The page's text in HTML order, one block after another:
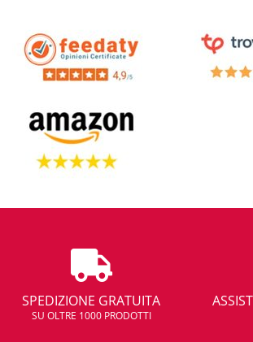
SPEDIZIONE GRATUITA
SU OLTRE 1000 PRODOTTI